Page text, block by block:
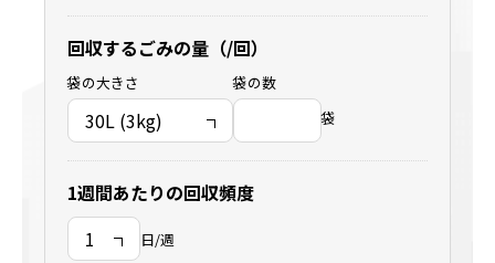
回収するごみの量（/回）
袋の大きさ
袋の数
袋
1週間あたりの回収頻度
日/週